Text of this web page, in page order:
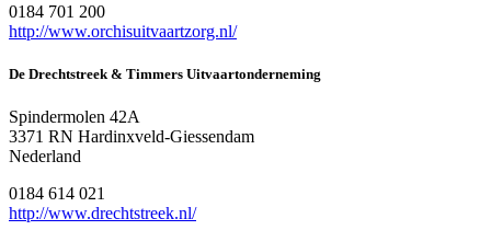
0184 701 200
http://www.orchisuitvaartzorg.nl/
De Drechtstreek & Timmers Uitvaartonderneming
Spindermolen 42A
3371 RN Hardinxveld-Giessendam
Nederland
0184 614 021
http://www.drechtstreek.nl/